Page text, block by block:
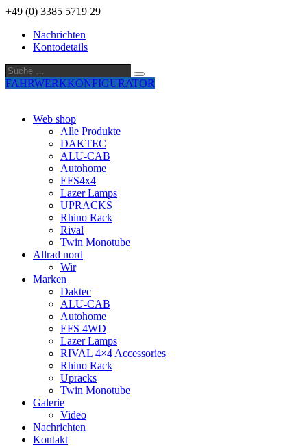
+49 (0) 3385 5719 29
Nachrichten
Kontodetails
Suche
…
Suche
FAHRWERKKONFIGURATOR
Web shop
Alle Produkte
DAKTEC
ALU-CAB
Autohome
EFS4x4
Lazer Lamps
UPRACKS
Rhino Rack
Rival
Twin Monotube
Allrad nord
Wir
Marken
Daktec
ALU-CAB
Autohome
EFS 4WD
Lazer Lamps
RIVAL 4×4 Accessories
Rhino Rack
Upracks
Twin Monotube
Galerie
Video
Nachrichten
Kontakt